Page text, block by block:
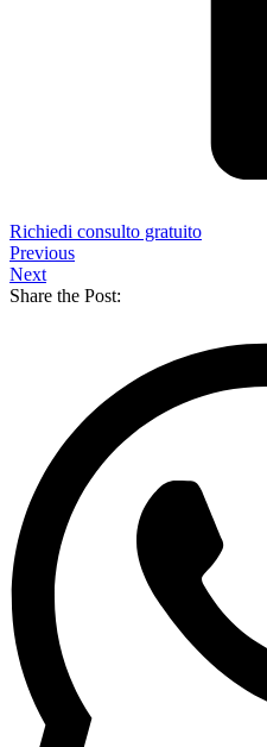
Richiedi consulto gratuito
Previous
Next
Share the Post: